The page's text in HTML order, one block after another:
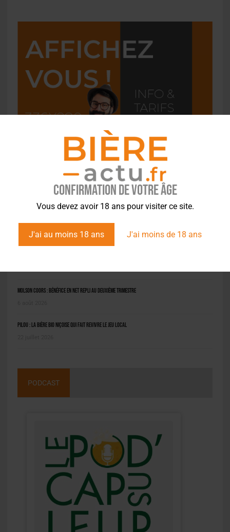
Confirmation de votre âge
Vous devez avoir 18 ans pour visiter ce site.
J'ai au moins 18 ans J'ai moins de 18 ans
L'ACTU EN BREF
Molson Coors : bénéfice en net repli au deuxième trimestre
Pilou : la bière bio niçoise qui fait revivre le jeu local
PODCAST